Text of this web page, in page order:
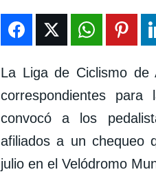
La Liga de Ciclismo
correspondientes
convocó a los
afiliados a un chequeo
julio en el Velódromo